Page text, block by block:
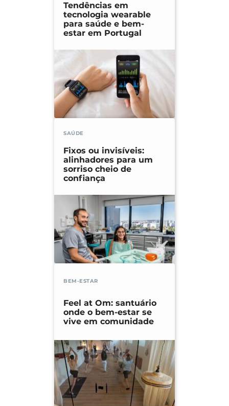
Tendências em
tecnologia wearable
para saúde e bem-
estar em Portugal
SAÚDE
Fixos ou invisíveis:
alinhadores para um
sorriso cheio de
confiança
BEM-ESTAR
Feel at Om: santuário
onde o bem-estar se
vive em comunidade